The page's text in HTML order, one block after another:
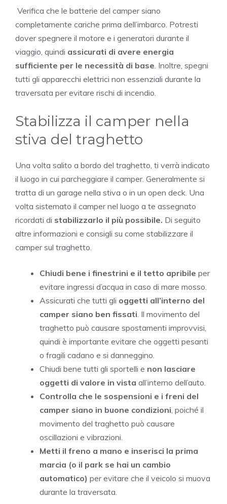
Verifica che le batterie del camper siano
completamente cariche prima dell’imbarco. Potresti
dover spegnere il motore e i generatori durante il
viaggio, quindi assicurati di avere energia
sufficiente per le necessità di base . Inoltre, spegni
tutti gli apparecchi elettrici non essenziali durante la
traversata per evitare rischi di incendio.
Stabilizza il camper nella
stiva del traghetto
Una volta salito a bordo del traghetto, ti verrà indicato
il luogo in cui parcheggiare il camper. Generalmente si
tratta di un garage nella stiva o in un open deck. Una
volta sistemato il camper nel luogo a te assegnato
ricordati di stabilizzarlo il più possibile. Di seguito
altre informazioni e consigli su come stabilizzare il
camper sul traghetto.
Chiudi bene i finestrini e il tetto apribile per
evitare ingressi d’acqua in caso di mare mosso.
Assicurati che tutti gli oggetti all’interno del
camper siano ben fissati . Il movimento del
traghetto può causare spostamenti improvvisi,
quindi è importante evitare che oggetti pesanti
o fragili cadano e si danneggino.
Chiudi bene tutti gli sportelli e non lasciare
oggetti di valore in vista all’interno dell’auto.
Controlla che le sospensioni e i freni del
camper siano in buone condizioni , poiché il
movimento del traghetto può causare
oscillazioni e vibrazioni.
Metti il freno a mano e inserisci la prima
marcia (o il park se hai un cambio
automatico) per evitare che il veicolo si muova
durante la traversata.